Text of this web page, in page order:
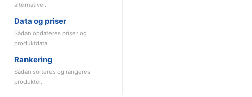
alternativer.
Data og priser
Sådan opdateres priser og
produktdata.
Rankering
Sådan sorteres og rangeres
produkter.